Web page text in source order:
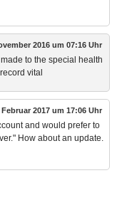
2016 um 07:16 Uhr
to the special health
vital
Februar 2017 um 17:06 Uhr
and would prefer to
How about an update.